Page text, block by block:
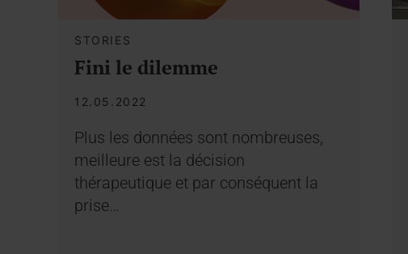
STORIES
Fini le dilemme
12.05.2022
Plus les données sont nombreuses,
meilleure est la décision
thérapeutique et par conséquent la
prise…